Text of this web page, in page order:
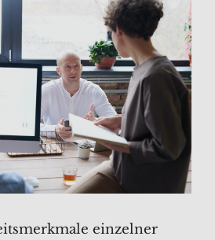
einzelner